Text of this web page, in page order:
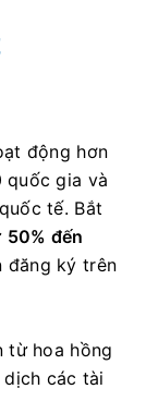
động hơn
quốc gia và
tế. Bắt
50% đến
đăng ký trên
từ hoa hồng
các tài